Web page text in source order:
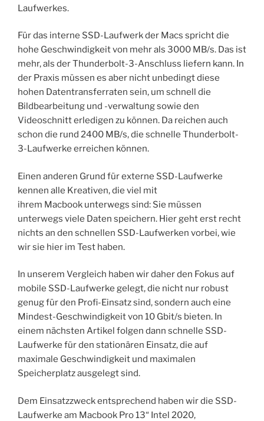
Laufwerkes.
Für das interne SSD-Laufwerk der Macs spricht die
hohe Geschwindigkeit von mehr als 3000 MB/s. Das ist
mehr, als der Thunderbolt-3-Anschluss liefern kann. In
der Praxis müssen es aber nicht unbedingt diese
hohen Datentransferraten sein, um schnell die
Bildbearbeitung und -verwaltung sowie den
Videoschnitt erledigen zu können. Da reichen auch
schon die rund 2400 MB/s, die schnelle Thunderbolt-
3-Laufwerke erreichen können.
Einen anderen Grund für externe SSD-Laufwerke
kennen alle Kreativen, die viel mit
ihrem Macbook unterwegs sind: Sie müssen
unterwegs viele Daten speichern. Hier geht erst recht
nichts an den schnellen SSD-Laufwerken vorbei, wie
wir sie hier im Test haben.
In unserem Vergleich haben wir daher den Fokus auf
mobile SSD-Laufwerke gelegt, die nicht nur robust
genug für den Profi-Einsatz sind, sondern auch eine
Mindest-Geschwindigkeit von 10 Gbit/s bieten. In
einem nächsten Artikel folgen dann schnelle SSD-
Laufwerke für den stationären Einsatz, die auf
maximale Geschwindigkeit und maximalen
Speicherplatz ausgelegt sind.
Dem Einsatzzweck entsprechend haben wir die SSD-
Laufwerke am Macbook Pro 13“ Intel 2020,